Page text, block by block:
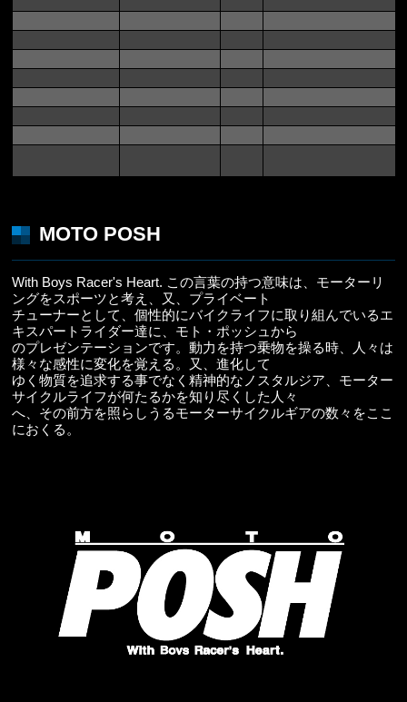
MOTO POSH
With Boys Racer's Heart. この言葉の持つ意味は、モーターリ
ングをスポーツと考え、又、プライベート
チューナーとして、個性的にバイクライフに取り組んでいるエ
キスパートライダー達に、モト・ポッシュから
のプレゼンテーションです。動力を持つ乗物を操る時、人々は
様々な感性に変化を覚える。又、進化して
ゆく物質を追求する事でなく精神的なノスタルジア、モーター
サイクルライフが何たるかを知り尽くした人々
へ、その前方を照らしうるモーターサイクルギアの数々をここ
におくる。